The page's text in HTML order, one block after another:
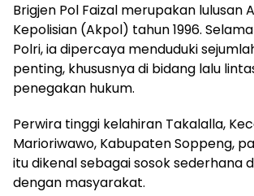
Brigjen Pol Faizal merupakan lulusan
Kepolisian (Akpol) tahun 1996.
Polri, ia dipercaya menduduki
penting, khususnya di bidang lalu
penegakan hukum.
Perwira tinggi kelahiran Takalalla,
Marioriwawo, Kabupaten Soppeng,
itu dikenal sebagai sosok sederhana
dengan masyarakat.